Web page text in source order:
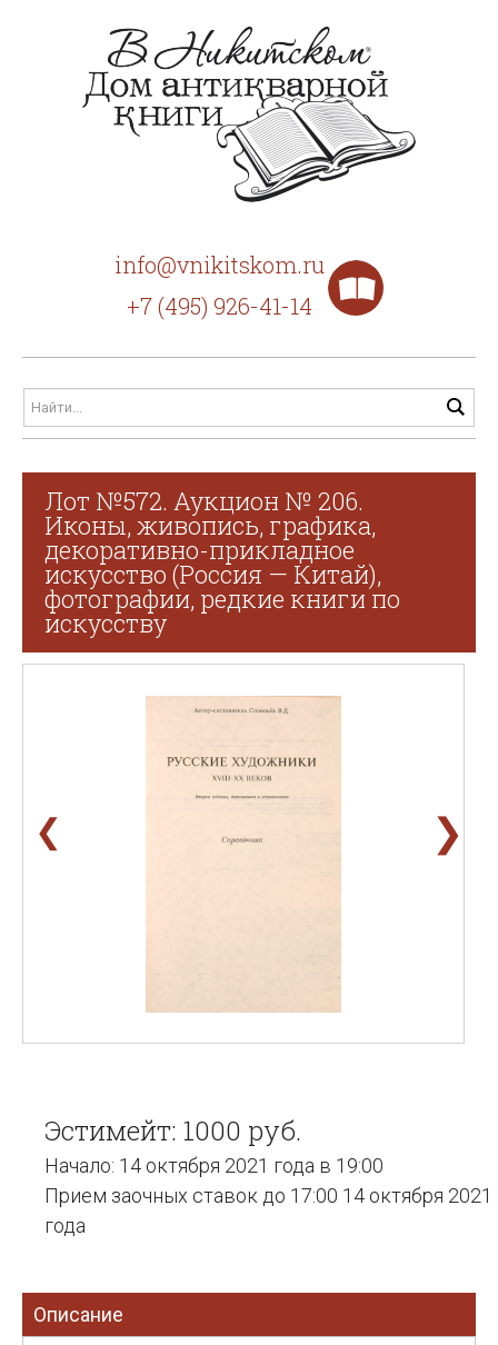
info@vnikitskom.ru
+7 (495) 926-41-14
Лот №572. Аукцион № 206.
Иконы, живопись, графика,
декоративно-прикладное
искусство (Россия — Китай),
фотографии, редкие книги по
искусству
❮ ❯
Эстимейт: 1000 руб.
Начало: 14 октября 2021 года в 19:00
Прием заочных ставок до 17:00 14 октября 2021
года
Описание